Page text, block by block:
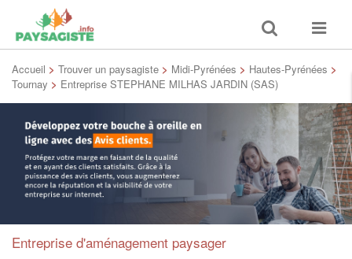
Toggle
search
Toggle
Accueil > Trouver un paysagiste > Midi-Pyrénées > Hautes-Pyrénées >
Tournay > Entreprise STEPHANE MILHAS JARDIN (SAS)
Entreprise d'aménagement paysager